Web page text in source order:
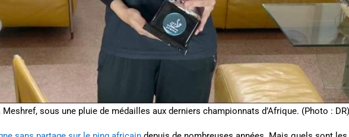
Meshref, sous une pluie de médailles aux derniers championnats d’Afrique. (Photo : DR)